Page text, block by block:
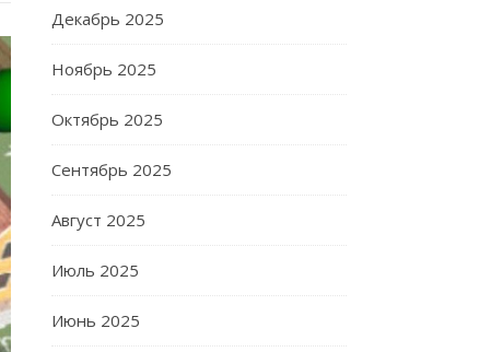
Декабрь 2025
Ноябрь 2025
Октябрь 2025
Сентябрь 2025
Август 2025
Июль 2025
Июнь 2025